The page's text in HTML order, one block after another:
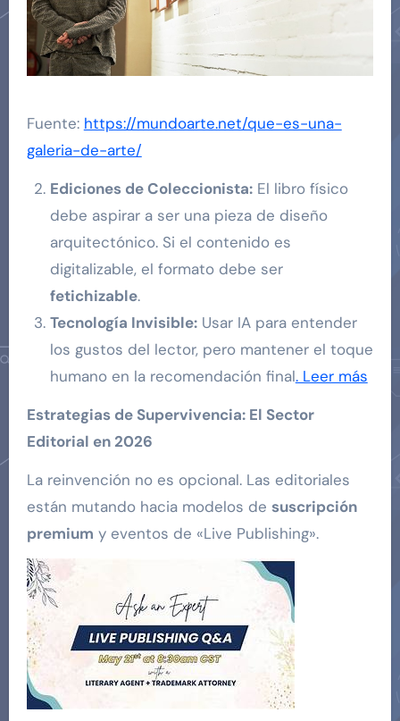
Fuente: https://mundoarte.net/que-es-una-
galeria-de-arte/
Ediciones de Coleccionista:El libro físico
debe aspirar a ser una pieza de diseño
arquitectónico. Si el contenido es
digitalizable, el formato debe ser
fetichizable.
Tecnología Invisible:Usar IA para entender
los gustos del lector, pero mantener el toque
humano en la recomendación final. Leer más
Estrategias de Supervivencia: El Sector
Editorial en 2026
La reinvención no es opcional. Las editoriales
están mutando hacia modelos de suscripción
premium y eventos de «Live Publishing».